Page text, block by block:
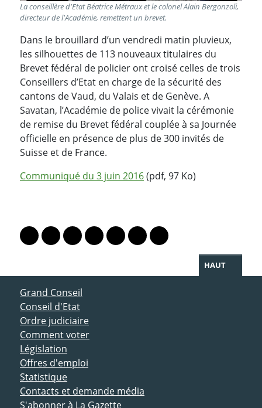
La conseillère d'Etat Béatrice Métraux et le colonel Alain Bergonzoli,
directeur de l'Académie, remettent un brevet.
Dans le brouillard d’un vendredi matin pluvieux,
les silhouettes de 113 nouveaux titulaires du
Brevet fédéral de policier ont croisé celles de trois
Conseillers d’Etat en charge de la sécurité des
cantons de Vaud, du Valais et de Genève. A
Savatan, l’Académie de police vivait la cérémonie
de remise du Brevet fédéral couplée à sa Journée
officielle en présence de plus de 300 invités de
Suisse et de France.
Communiqué du 3 juin 2016(pdf, 97 Ko)
Lien vers le profil Mastodon
Lien vers le profil Bluesky
Lien vers le profil Instagram
Lien vers le profil Linkedin
Lien vers le profil Facebook
Lien vers le profil Twitter
Partager par WhatsApp
HAUT
ACCÈS DIRECT
Grand Conseil
Conseil d'Etat
Ordre judiciaire
Comment voter
Législation
Offres d'emploi
Statistique
Contacts et demande média
S'abonner à La Gazette